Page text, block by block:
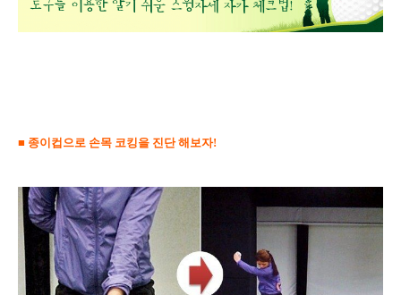
■ 종이컵으로 손목 코킹을 진단 해보자!